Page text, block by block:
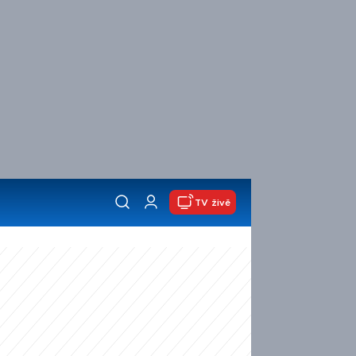
TV živě